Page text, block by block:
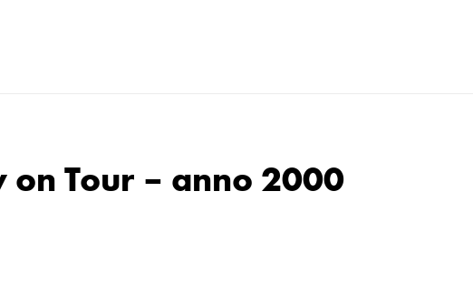
Tour – anno 2000